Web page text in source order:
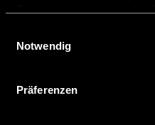
Durch Anklicken der
Detailansicht geben Sie
Ihrer Daten zu den
Notwendig
Präferenzen